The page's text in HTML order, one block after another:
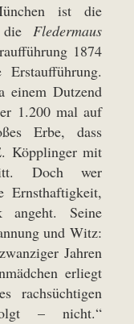
ist die
Fledermaus
1874
einem Dutzend
1.200 mal auf
Erbe, dass
Köpplinger mit
Doch wer
Seine
und Witz:
Jahren
erliegt
rachsüchtigen
folgt – nicht.“